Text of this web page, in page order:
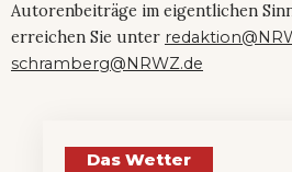
Autorenbeiträge im eigentlichen
erreichen Sie unter
schramberg@NRWZ.de
Das Wetter